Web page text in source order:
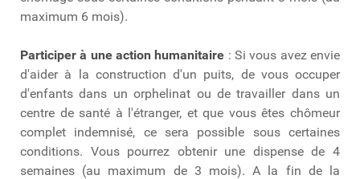
maximum 6 mois).
Participer à une action humanitaire : Si vous avez envie
d'aider à la construction d'un puits, de vous occuper
d'enfants dans un orphelinat ou de travailler dans un
centre de santé à l'étranger, et que vous êtes chômeur
complet indemnisé, ce sera possible sous certaines
conditions. Vous pourrez obtenir une dispense de 4
semaines (au maximum de 3 mois). A la fin de la